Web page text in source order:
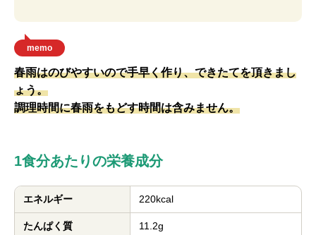
memo
春雨はのびやすいので手早く作り、できたてを頂きまし
ょう。
調理時間に春雨をもどす時間は含みません。
1食分あたりの栄養成分
エネルギー 220kcal
たんぱく質 11.2g